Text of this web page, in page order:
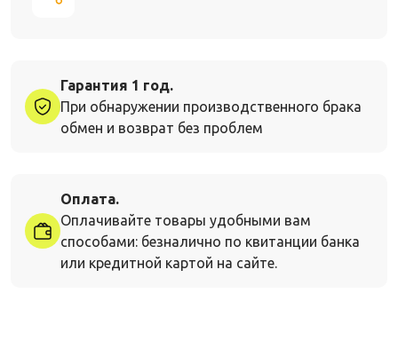
Гарантия 1 год.
При обнаружении производственного брака
обмен и возврат без проблем
Оплата.
Оплачивайте товары удобными вам
способами: безналично по квитанции банка
или кредитной картой на сайте.